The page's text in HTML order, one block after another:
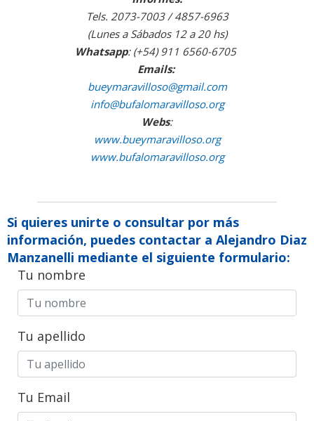
Tels. 2073-7003 / 4857-6963
(Lunes a Sábados 12 a 20 hs)
Whatsapp: (+54) 911 6560-6705
Emails:
bueymaravilloso@gmail.com
info@bufalomaravilloso.org
Webs:
www.bueymaravilloso.org
www.bufalomaravilloso.org
Si quieres unirte o consultar por más
información, puedes contactar a Alejandro Diaz
Manzanelli mediante el siguiente formulario:
Tu nombre
Tu apellido
Tu Email